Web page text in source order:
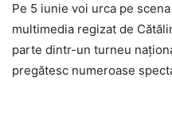
Pe 5 iunie voi urca pe
multimedia regizat de
parte dintr-un turneu
pregătesc numeroase